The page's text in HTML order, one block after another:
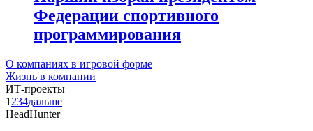
Федерации спортивного
программирования
О компаниях в игровой форме
Жизнь в компании
ИТ-проекты
1 234дальше
HeadHunter